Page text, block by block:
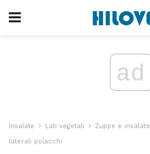
ad
Insalate Lati vegetali Zuppe e insalate
laterali polacchi